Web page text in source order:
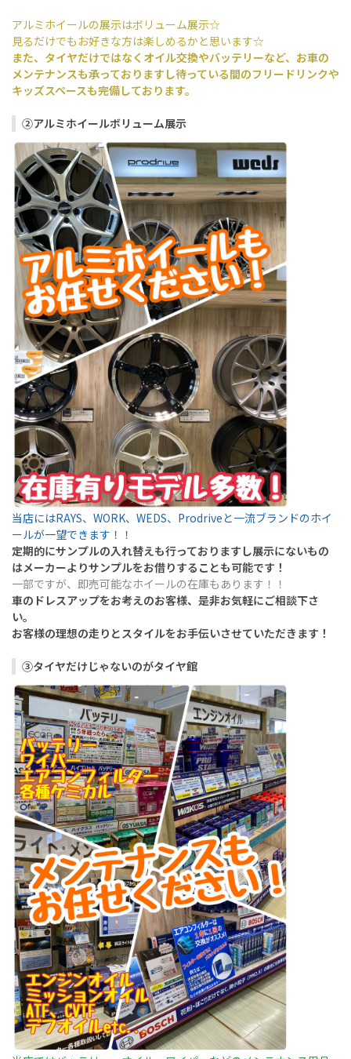
アルミホイールの展示はボリューム展示☆
見るだけでもお好きな方は楽しめるかと思います☆
また、タイヤだけではなくオイル交換やバッテリーなど、お車の
メンテナンスも承っておりますし待っている間のフリードリンクや
キッズスペースも完備しております。
②アルミホイールボリューム展示
当店にはRAYS、WORK、WEDS、Prodriveと一流ブランドのホイ
ールが一望できます！！
定期的にサンプルの入れ替えも行っておりますし展示にないもの
はメーカーよりサンプルをお借りすることも可能です！
一部ですが、即売可能なホイールの在庫もあります！！
車のドレスアップをお考えのお客様、是非お気軽にご相談下さ
い。
お客様の理想の走りとスタイルをお手伝いさせていただきます！
③タイヤだけじゃないのがタイヤ館